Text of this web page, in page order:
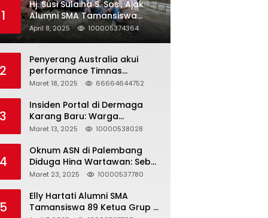
1
Hj. Susi Sulaiha S. Sos., Ajak
Alumni SMA Tamansiswa
Palembang Angkatan 91 Halal
Bihalal
April 8, 2025 100005374364
2
Penyerang Australia akui
performance Timnas
Indonesia
Maret 18, 2025 66664644752
3
Insiden Portal di Dermaga
Karang Baru: Warga
Klarifikasi dan Kritik
Akurat
Maret 13, 2025 10000538028
4
Oknum ASN di Palembang
Diduga Hina Wartawan: Sebut
Profesi Jurnalis Hanya
Berujung Dugaan
Pelanggaran UU ITE!
Maret 23, 2025 10000537780
5
Elly Hartati Alumni SMA
Tamansiswa 89 Ketua Grup S